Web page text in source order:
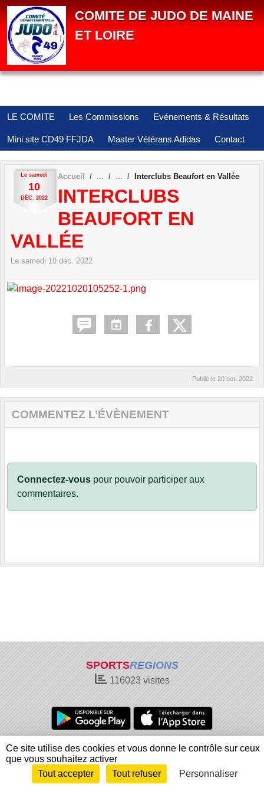
COMITE DE JUDO DE MAINE
ET LOIRE
LE COMITE Les Commissions Evénements & Résultats
Mini site CD49 FFJDA Master Vétérans Adidas Contact
Le samedi
10
DÉC. 2022
Accueil Interclubs Beaufort en Vallée
INTERCLUBS
BEAUFORT EN
VALLÉE
Le samedi 10 déc. 2022
Publié le 20 oct. 2022
COMMENTEZ L’ÉVÈNEMENT
Connectez-vous pour pouvoir participer aux
commentaires.
SPORTSREGIONS
116023 visites
Charte cookies
Gestion des cookies
Informations légales
Signaler un contenu inapproprié
Envie de participer ?
Connexion
Panneau de gestion des cookies
Ce site utilise des cookies et vous donne le contrôle sur ceux
que vous souhaitez activer
Tout accepter
Tout refuser Personnaliser